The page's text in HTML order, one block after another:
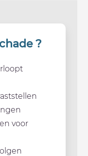
?
voor